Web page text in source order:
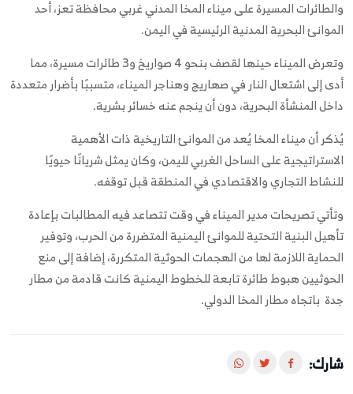
والطائرات المسيرة على ميناء المخا المدني غربي محافظة تعز، أحد
الموانئ البحرية المدنية الرئيسية في اليمن.
وتعرض الميناء حينها لقصف بنحو 4 صواريخ و3 طائرات مسيرة، مما
أدى إلى اشتعال النار في صهاريج وهناجر الميناء، متسببًا بأضرار متعددة
داخل المنشأة البحرية، دون أن ينجم عنه خسائر بشرية.
يُذكر أن ميناء المخا يُعد من الموانئ التاريخية ذات الأهمية
الاستراتيجية على الساحل الغربي لليمن، وكان يمثل شريانًا حيويًا
للنشاط التجاري والاقتصادي في المنطقة قبل توقفه.
وتأتي تصريحات مدير الميناء في وقت تتصاعد فيه المطالبات بإعادة
تأهيل البنية التحتية للموانئ اليمنية المتضررة من الحرب، وتوفير
الحماية اللازمة لها من الهجمات الحوثية المتكررة، إضافة إلى منع
الحوثيين هبوط طائرة تابعة للخطوط اليمنية كانت قادمة من مطار
جدة باتجاه مطار المخا الدولي.
شارك: